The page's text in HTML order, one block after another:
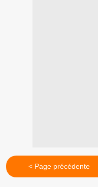
< Page précédente